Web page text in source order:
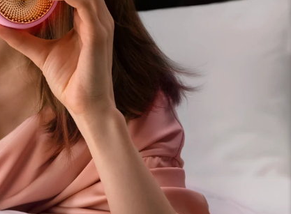
Moje zamówienia
Moje subskrypcje